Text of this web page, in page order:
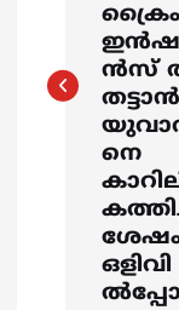
n
ന്‍സ്
തട്ടാന്‍
നെ
ഒളിവി